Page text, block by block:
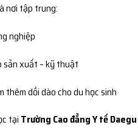
nơi tập trung:
nghiệp
sản xuất – kỹ thuật
thêm dồi dào cho du học sinh
tại Trường Cao đẳng Y tế Daegu